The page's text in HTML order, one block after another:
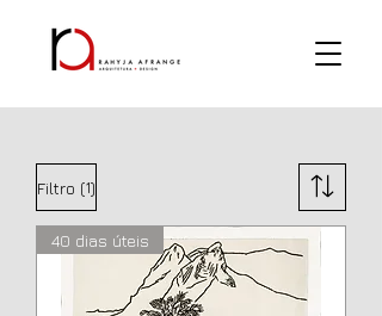
Filtro (1)
40 dias úteis